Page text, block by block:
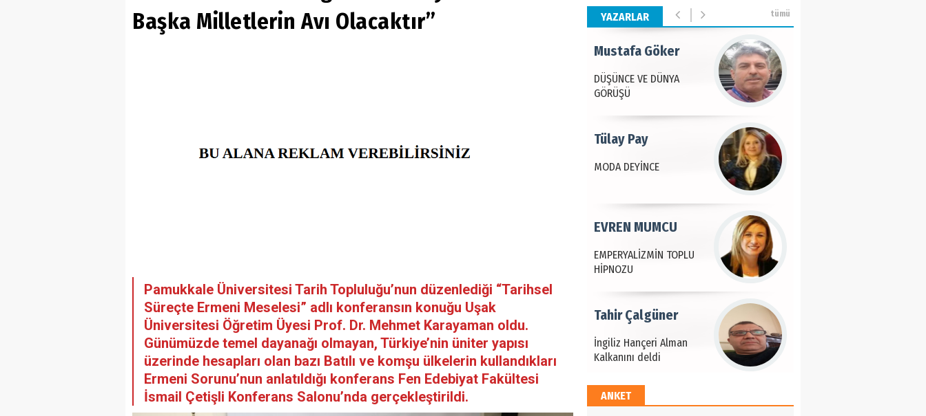
Başka Milletlerin Avı Olacaktır”
Pamukkale Üniversitesi Tarih Topluluğu’nun düzenlediği “Tarihsel
Süreçte Ermeni Meselesi” adlı konferansın konuğu Uşak
Üniversitesi Öğretim Üyesi Prof. Dr. Mehmet Karayaman oldu.
Günümüzde temel dayanağı olmayan, Türkiye’nin üniter yapısı
üzerinde hesapları olan bazı Batılı ve komşu ülkelerin kullandıkları
Ermeni Sorunu’nun anlatıldığı konferans Fen Edebiyat Fakültesi
İsmail Çetişli Konferans Salonu’nda gerçekleştirildi.
YAZARLAR tümü
BİRLİĞİ
DÜŞÜNCE VE DÜNYA
GÖRÜŞÜ
Mustafa Göker
MODA DEYİNCE
Tülay Pay
EMPERYALİZMİN TOPLU
HİPNOZU
EVREN MUMCU
İngiliz Hançeri Alman
Kalkanını deldi
Tahir Çalgüner
Salih Ergül
ANKET